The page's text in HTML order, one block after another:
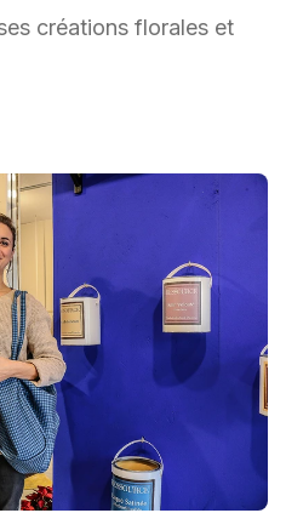
créations florales et